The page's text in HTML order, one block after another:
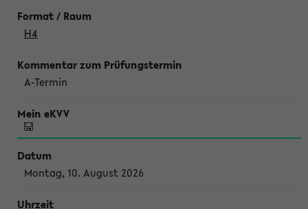
H4
A-Termin
Montag, 10. August 2026